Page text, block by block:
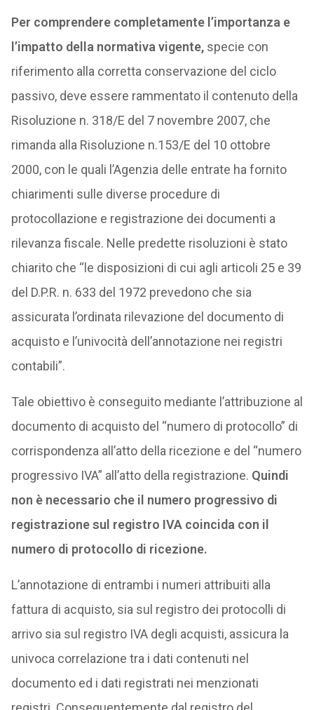
Per comprendere completamente l’importanza e
l’impatto della normativa vigente,specie con
riferimento alla corretta conservazione del ciclo
passivo, deve essere rammentato il contenuto della
Risoluzione n. 318/E del 7 novembre 2007, che
rimanda alla Risoluzione n.153/E del 10 ottobre
2000, con le quali l’Agenzia delle entrate ha fornito
chiarimenti sulle diverse procedure di
protocollazione e registrazione dei documenti a
rilevanza fiscale. Nelle predette risoluzioni è stato
chiarito che “le disposizioni di cui agli articoli 25 e 39
del D.P.R. n. 633 del 1972 prevedono che sia
assicurata l’ordinata rilevazione del documento di
acquisto e l’univocità dell’annotazione nei registri
contabili”.
Tale obiettivo è conseguito mediante l’attribuzione al
documento di acquisto del “numero di protocollo” di
corrispondenza all’atto della ricezione e del “numero
progressivo IVA” all’atto della registrazione. Quindi
non è necessario che il numero progressivo di
registrazione sul registro IVA coincida con il
numero di protocollo di ricezione.
L’annotazione di entrambi i numeri attribuiti alla
fattura di acquisto, sia sul registro dei protocolli di
arrivo sia sul registro IVA degli acquisti, assicura la
univoca correlazione tra i dati contenuti nel
documento ed i dati registrati nei menzionati